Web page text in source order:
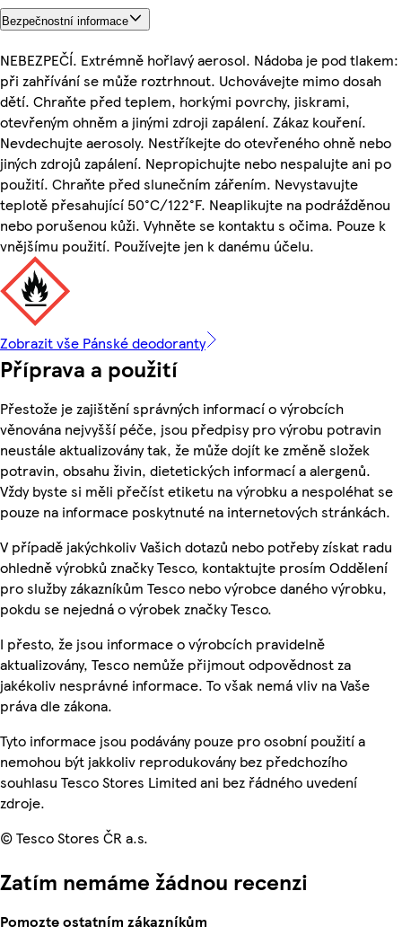
Bezpečnostní informace
NEBEZPEČÍ. Extrémně hořlavý aerosol. Nádoba je pod tlakem:
při zahřívání se může roztrhnout. Uchovávejte mimo dosah
dětí. Chraňte před teplem, horkými povrchy, jiskrami,
otevřeným ohněm a jinými zdroji zapálení. Zákaz kouření.
Nevdechujte aerosoly. Nestříkejte do otevřeného ohně nebo
jiných zdrojů zapálení. Nepropichujte nebo nespalujte ani po
použití. Chraňte před slunečním zářením. Nevystavujte
teplotě přesahující 50°C/122°F. Neaplikujte na podrážděnou
nebo porušenou kůži. Vyhněte se kontaktu s očima. Pouze k
vnějšímu použití. Používejte jen k danému účelu.
Zobrazit vše Pánské deodoranty
Příprava a použití
Přestože je zajištění správných informací o výrobcích
věnována nejvyšší péče, jsou předpisy pro výrobu potravin
neustále aktualizovány tak, že může dojít ke změně složek
potravin, obsahu živin, dietetických informací a alergenů.
Vždy byste si měli přečíst etiketu na výrobku a nespoléhat se
pouze na informace poskytnuté na internetových stránkách.
V případě jakýchkoliv Vašich dotazů nebo potřeby získat radu
ohledně výrobků značky Tesco, kontaktujte prosím Oddělení
pro služby zákazníkům Tesco nebo výrobce daného výrobku,
pokdu se nejedná o výrobek značky Tesco.
I přesto, že jsou informace o výrobcích pravidelně
aktualizovány, Tesco nemůže přijmout odpovědnost za
jakékoliv nesprávné informace. To však nemá vliv na Vaše
práva dle zákona.
Tyto informace jsou podávány pouze pro osobní použití a
nemohou být jakkoliv reprodukovány bez předchozího
souhlasu Tesco Stores Limited ani bez řádného uvedení
zdroje.
© Tesco Stores ČR a.s.
Zatím nemáme žádnou recenzi
Pomozte ostatním zákazníkům